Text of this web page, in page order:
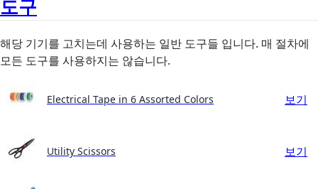
도구
해당 기기를 고치는데 사용하는 일반 도구들 입니다. 매 절차에
모든 도구를 사용하지는 않습니다.
Electrical Tape in 6 Assorted Colors 보기
Utility Scissors 보기